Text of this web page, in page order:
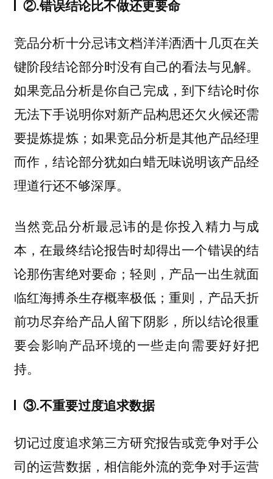
②.错误结论比不做还更要命
竞品分析十分忌讳文档洋洋洒洒十几页在关
键阶段结论部分时没有自己的看法与见解。
如果竞品分析是你自己完成，到下结论时你
无法下手说明你对新产品构思还欠火候还需
要提炼提炼；如果竞品分析是其他产品经理
而作，结论部分犹如白蜡无味说明该产品经
理道行还不够深厚。
当然竞品分析最忌讳的是你投入精力与成
本，在最终结论报告时却得出一个错误的结
论那伤害绝对要命；轻则，产品一出生就面
临红海搏杀生存概率极低；重则，产品夭折
前功尽弃给产品人留下阴影，所以结论很重
要会影响产品环境的一些走向需要好好把
持。
③.不重要过度追求数据
切记过度追求第三方研究报告或竞争对手公
司的运营数据，相信能外流的竞争对手运营